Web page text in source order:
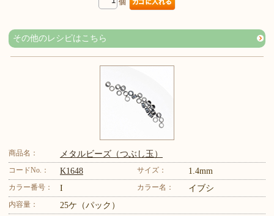
個
その他のレシピはこちら
商品名： メタルビーズ（つぶし玉）
コードNo.： K1648 サイズ： 1.4mm
カラー番号： I カラー名： イブシ
内容量： 25ケ（パック）